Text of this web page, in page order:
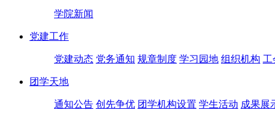
学院新闻
党建工作
党建动态 党务通知 规章制度 学习园地 组织机构 工
团学天地
通知公告 创先争优 团学机构设置 学生活动 成果展